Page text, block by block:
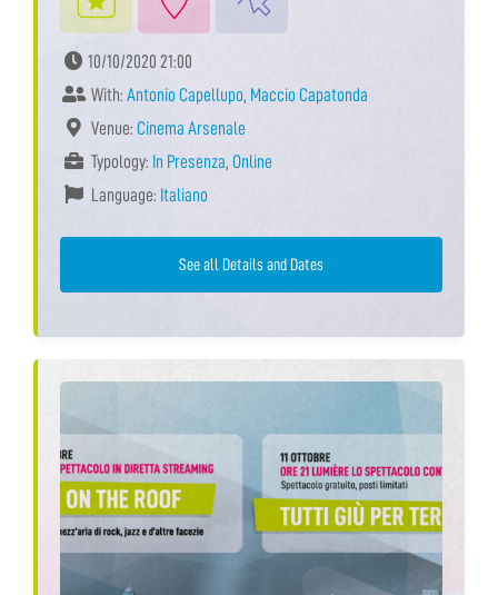
10/10/2020 21:00
With: Antonio Capellupo, Maccio Capatonda
Venue: Cinema Arsenale
Typology: In Presenza, Online
Language: Italiano
See all Details and Dates